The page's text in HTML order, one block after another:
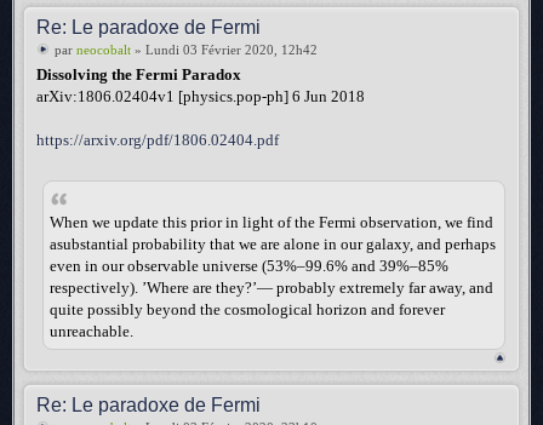
Re: Le paradoxe de Fermi
par neocobalt » Lundi 03 Février 2020, 12h42
Dissolving the Fermi Paradox
arXiv:1806.02404v1 [physics.pop-ph] 6 Jun 2018
https://arxiv.org/pdf/1806.02404.pdf
When we update this prior in light of the Fermi observation, we find
asubstantial probability that we are alone in our galaxy, and perhaps
even in our observable universe (53%–99.6% and 39%–85%
respectively). ’Where are they?’— probably extremely far away, and
quite possibly beyond the cosmological horizon and forever
unreachable.
Re: Le paradoxe de Fermi